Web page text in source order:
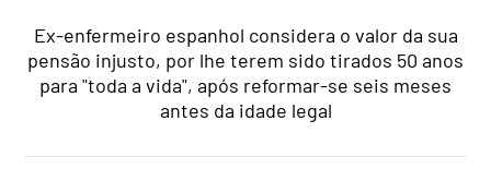
Ex-enfermeiro espanhol considera o valor da sua
pensão injusto, por lhe terem sido tirados 50 anos
para "toda a vida", após reformar-se seis meses
antes da idade legal